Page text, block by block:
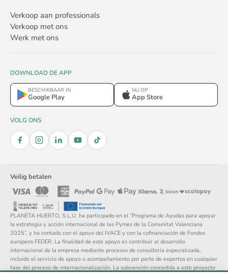
Verkoop aan professionals
Verkoop met ons
Werk met ons
DOWNLOAD DE APP
BESCHIKBAAR IN
Google Play
NU OP
App Store
VOLG ONS
Veilig betalen
PLANETA HUERTO, S.L.U. ha participado en el “Programa de Ayudas para apoyar
la estrategia y acción internacional de las Pymes de la Comunitat Valenciana
2025”, y ha contado con el apoyo del IVACE y con la cofinanciación de Fondos
europeos FEDER. La finalidad de este apoyo es contribuir al desarrollo
internacional de la empresa mediante procesos de consultoría especializada,
incluido el servicio de apoyo o acompañamiento por parte de expertos en cualquier
fase del proceso de internacionalización. La subvención concedida a este proyecto